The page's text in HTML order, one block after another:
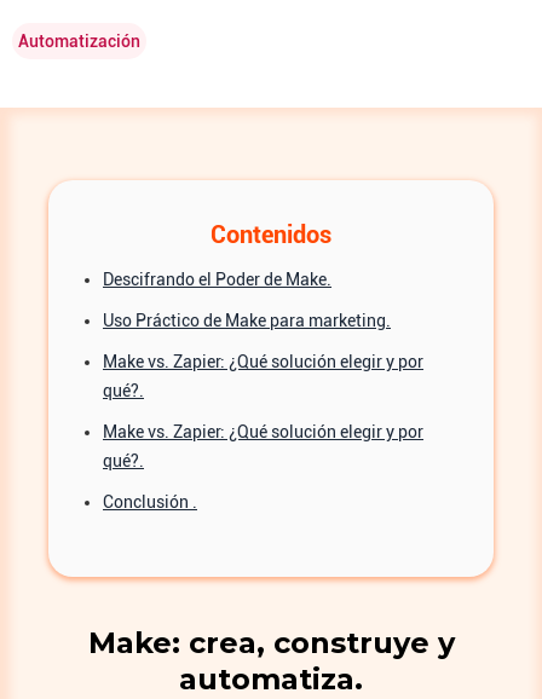
Automatización
Contenidos
Descifrando el Poder de Make.
Uso Práctico de Make para marketing.
Make vs. Zapier: ¿Qué solución elegir y por
qué?.
Make vs. Zapier: ¿Qué solución elegir y por
qué?.
Conclusión .
Make: crea, construye y
automatiza.